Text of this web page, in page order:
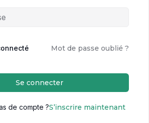
Mot de passe oublié ?
Se connecter
de compte ?S’inscrire maintenant